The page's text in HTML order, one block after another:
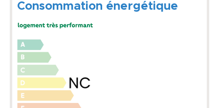
Consommation énergétique